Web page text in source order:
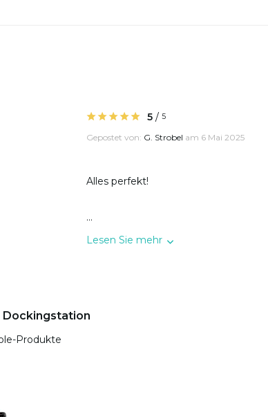
5/ 5
Gepostet von: G. Strobel am 6 Mai 2025
Alles perfekt!
...
Lesen Sie mehr
Dockingstation
Produkte